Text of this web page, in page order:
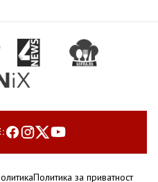
Политика за приватност